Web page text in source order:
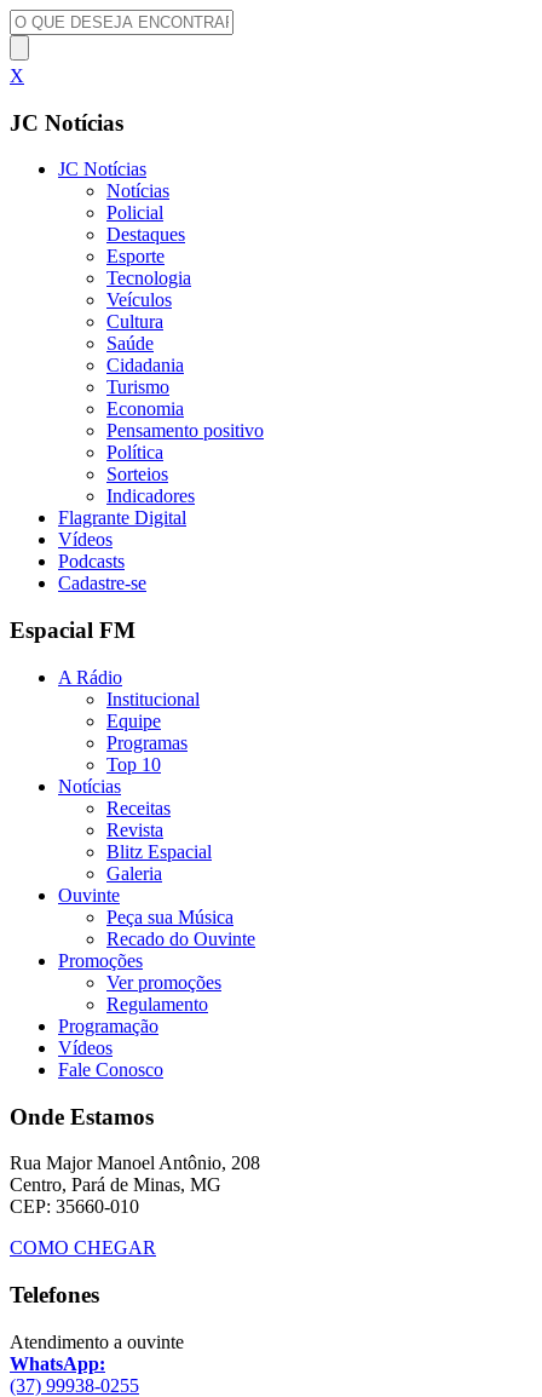
X
JC Notícias
JC Notícias
Notícias
Policial
Destaques
Esporte
Tecnologia
Veículos
Cultura
Saúde
Cidadania
Turismo
Economia
Pensamento positivo
Política
Sorteios
Indicadores
Flagrante Digital
Vídeos
Podcasts
Cadastre-se
Espacial FM
A Rádio
Institucional
Equipe
Programas
Top 10
Notícias
Receitas
Revista
Blitz Espacial
Galeria
Ouvinte
Peça sua Música
Recado do Ouvinte
Promoções
Ver promoções
Regulamento
Programação
Vídeos
Fale Conosco
Onde Estamos
Rua Major Manoel Antônio, 208
Centro, Pará de Minas, MG
CEP: 35660-010
COMO CHEGAR
Telefones
Atendimento a ouvinte
WhatsApp:
(37) 99938-0255